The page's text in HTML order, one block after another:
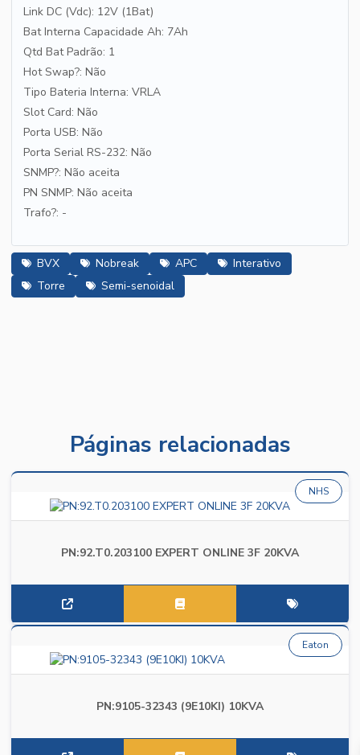
Link DC (Vdc): 12V (1Bat)
Bat Interna Capacidade Ah: 7Ah
Qtd Bat Padrão: 1
Hot Swap?: Não
Tipo Bateria Interna: VRLA
Slot Card: Não
Porta USB: Não
Porta Serial RS-232: Não
SNMP?: Não aceita
PN SNMP: Não aceita
Trafo?: -
BVX Nobreak APC
Interativo
Torre
Semi-senoidal
Páginas relacionadas
PN:92.T0.203100 EXPERT ONLINE 3F 20KVA
NHS
PN:9105-32343 (9E10KI) 10KVA
Eaton